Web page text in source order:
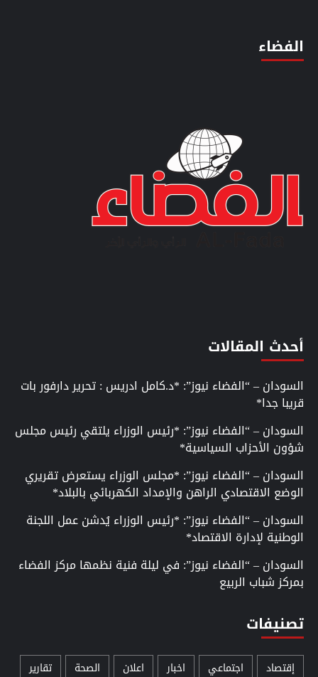
الفضاء
أحدث المقالات
السودان – “الفضاء نيوز”: *د.كامل ادريس : تحرير دارفور بات
قريبا جدا*
السودان – “الفضاء نيوز”: *رئيس الوزراء يلتقي رئيس مجلس
شؤون الأحزاب السياسية*
السودان – “الفضاء نيوز”: *مجلس الوزراء يستعرض تقريري
الوضع الاقتصادي الراهن والإمداد الكهربائي بالبلاد*
السودان – “الفضاء نيوز”: *رئيس الوزراء يُدشن عمل اللجنة
الوطنية لإدارة الاقتصاد*
السودان – “الفضاء نيوز”: في ليلة فنية نظمها مركز الفضاء
بمركز شباب الربيع
تصنيفات
إقتصاد اجتماعي اخبار اعلان الصحة تقارير